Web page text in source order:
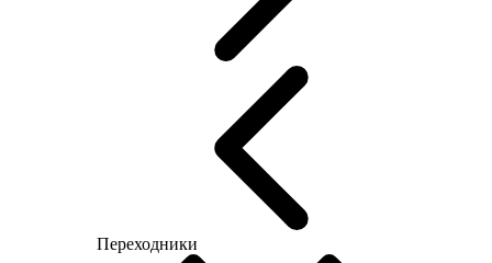
Переходники